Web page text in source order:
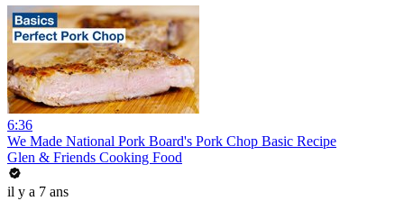
6:36
We Made National Pork Board's Pork Chop Basic Recipe
Glen & Friends Cooking Food
il y a 7 ans